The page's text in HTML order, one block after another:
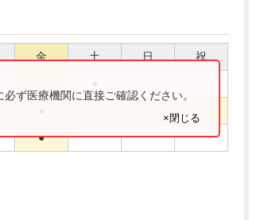
金 土 日 祝
●
ず医療機関に直接ご確認ください。
×閉じる